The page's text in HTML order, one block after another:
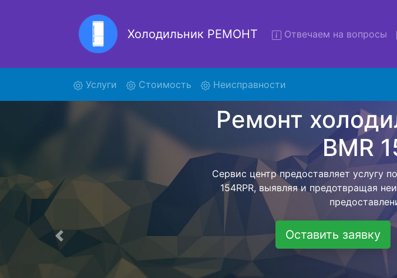
Холодильник РЕМОНТ Отвечаем на вопросы
Услуги (current)Стоимость Неисправности
Ремонт холодильников с вывозом -
поиски курьерской службы, наш
154RPR и отвезет в сервисный центр.
осуществляется внутри сервисного
мастера как закончит с ремонтом.
согласовывается конечная
Перечень бесплатных услуг от
специалиста,
Оставить заявку
Предыдущая